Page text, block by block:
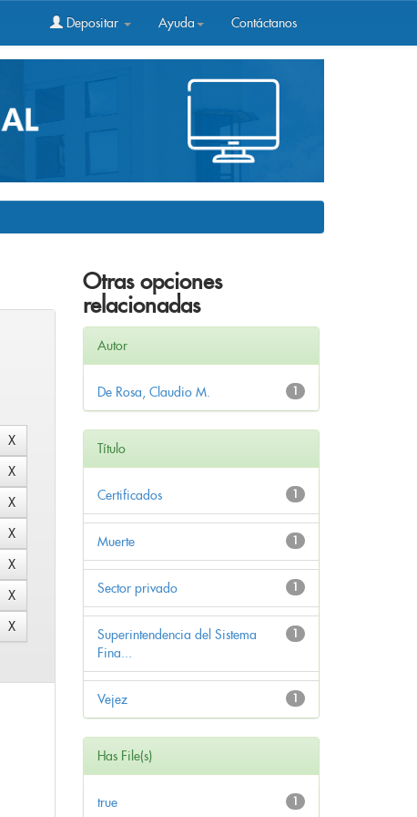
Depositar Ayuda Contáctanos
Otras opciones
relacionadas
Autor
1
De Rosa, Claudio M.
Título
1
Certificados
1
Muerte
1
Sector privado
1
Superintendencia del Sistema
Fina...
1
Vejez
Has File(s)
1
true